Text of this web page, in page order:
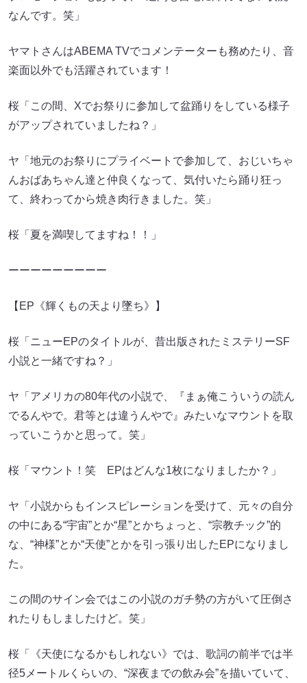
なんです。笑」
ヤマトさんはABEMA TVでコメンテーターも務めたり、音
楽面以外でも活躍されています！
桜「この間、Xでお祭りに参加して盆踊りをしている様子
がアップされていましたね？」
ヤ「地元のお祭りにプライベートで参加して、おじいちゃ
んおばあちゃん達と仲良くなって、気付いたら踊り狂っ
て、終わってから焼き肉行きました。笑」
桜「夏を満喫してますね！！」
ーーーーーーーーー
【EP《輝くもの天より墜ち》】
桜「ニューEPのタイトルが、昔出版されたミステリーSF
小説と一緒ですね？」
ヤ「アメリカの80年代の小説で、『まぁ俺こういうの読ん
でるんやで。君等とは違うんやで』みたいなマウントを取
っていこうかと思って。笑」
桜「マウント！笑 EPはどんな1枚になりましたか？」
ヤ「小説からもインスピレーションを受けて、元々の自分
の中にある“宇宙”とか“星”とかちょっと、“宗教チック”的
な、“神様”とか“天使”とかを引っ張り出したEPになりまし
た。
この間のサイン会ではこの小説のガチ勢の方がいて圧倒さ
れたりもしましたけど。笑」
桜「《天使になるかもしれない》では、歌詞の前半では半
径5メートルくらいの、“深夜までの飲み会”を描いていて、